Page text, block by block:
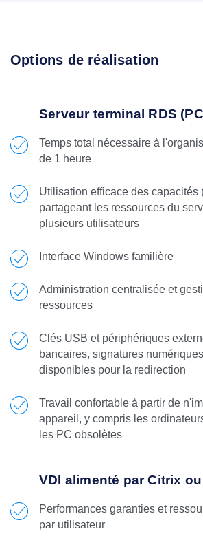
Options de réalisation
Serveur terminal RDS
Temps total nécessaire à
de 1 heure
Utilisation efficace des capacités
partageant les ressources du
plusieurs utilisateurs
Interface Windows familière
Administration centralisée et
ressources
Clés USB et périphériques
bancaires, signatures
disponibles pour la redirection
Travail confortable à partir de
appareil, y compris les
les PC obsolètes
VDI alimenté par Citrix
Performances garanties et
par utilisateur